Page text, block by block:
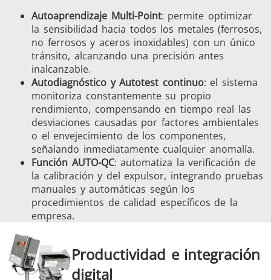
Autoaprendizaje Multi-Point: permite optimizar
la sensibilidad hacia todos los metales (ferrosos,
no ferrosos y aceros inoxidables) con un único
tránsito, alcanzando una precisión antes
inalcanzable.
Autodiagnóstico y Autotest continuo: el sistema
monitoriza constantemente su propio
rendimiento, compensando en tiempo real las
desviaciones causadas por factores ambientales
o el envejecimiento de los componentes,
señalando inmediatamente cualquier anomalía.
Función AUTO-QC: automatiza la verificación de
la calibración y del expulsor, integrando pruebas
manuales y automáticas según los
procedimientos de calidad específicos de la
empresa.
Productividad e integración
digital